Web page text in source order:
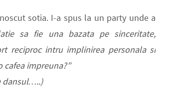
sotia. I-a spus la un party unde a
sa fie una bazata pe sinceritate,
reciproc intru implinirea personala si
cafea impreuna?”
dansul…..)